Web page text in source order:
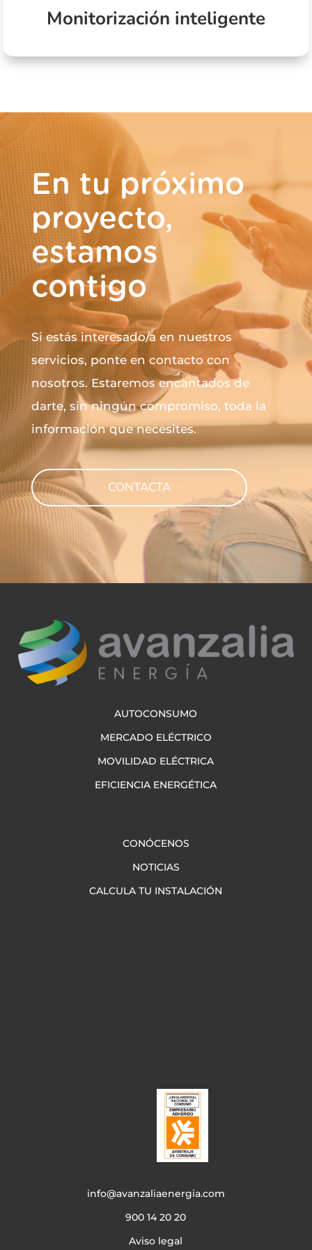
Monitorización inteligente
En tu próximo
proyecto,
estamos
contigo
Si estás interesado/a en nuestros
servicios, ponte en contacto con
nosotros. Estaremos encantados de
darte, sin ningún compromiso, toda la
información que necesites.
CONTACTA
AUTOCONSUMO
MERCADO ELÉCTRICO
MOVILIDAD ELÉCTRICA
EFICIENCIA ENERGÉTICA
CONÓCENOS
NOTICIAS
CALCULA TU INSTALACIÓN
info@avanzaliaenergia.com
900 14 20 20
Aviso legal